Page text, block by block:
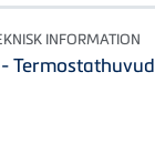
INFORMATION
Termostathuvud